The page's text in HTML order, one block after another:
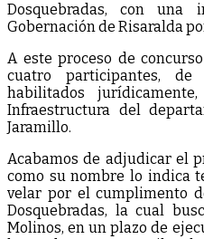
Dosquebradas, con una
Gobernación de Risaralda
A este proceso de
cuatro participantes,
habilitados
Infraestructura del
Jaramillo.
Acabamos de adjudicar el
como su nombre lo indica
velar por el cumplimento
Dosquebradas, la cual
Molinos, en un plazo de